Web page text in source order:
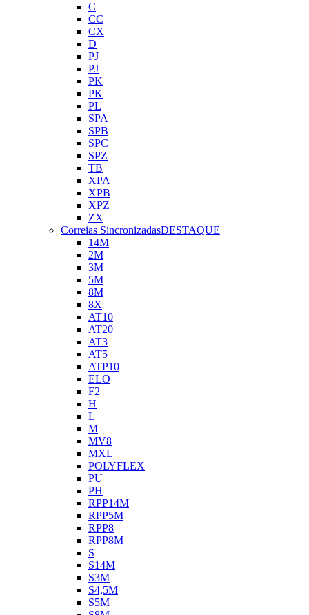
C
CC
CX
D
PJ
PJ
PK
PK
PL
SPA
SPB
SPC
SPZ
TB
XPA
XPB
XPZ
ZX
Correias SincronizadasDESTAQUE
14M
2M
3M
5M
8M
8X
AT10
AT20
AT3
AT5
ATP10
ELO
F2
H
L
M
MV8
MXL
POLYFLEX
PU
PH
RPP14M
RPP5M
RPP8
RPP8M
S
S14M
S3M
S4,5M
S5M